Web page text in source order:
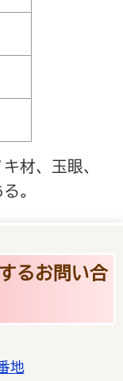
材、玉眼、
。
るお問い合
地